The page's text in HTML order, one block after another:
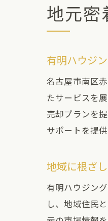
地元密
有明ハウジ
名古屋市南区
たサービスを
売却プランを
サポートを提
地域に根ざ
有明ハウジン
し、地域住民